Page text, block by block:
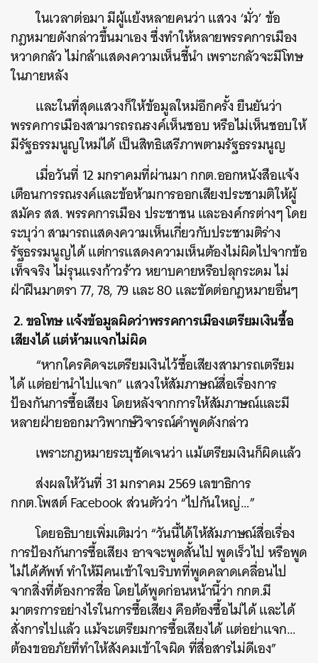
ในเวลาต่อมา มีผู้แย้งหลายคนว่า แสวง ‘มั่ว’ ข้อ
กฎหมายดังกล่าวขึ้นมาเอง ซึ่งทำให้หลายพรรคการเมือง
หวาดกลัว ไม่กล้าแสดงความเห็นชี้นำ เพราะกลัวจะมีโทษ
ในภายหลัง
และในที่สุดแสวงก็ให้ข้อมูลใหม่อีกครั้ง ยืนยันว่า
พรรคการเมืองสามารถรณรงค์เห็นชอบ หรือไม่เห็นชอบให้
มีรัฐธรรมนูญใหม่ได้ เป็นสิทธิเสรีภาพตามรัฐธรรมนูญ
เมื่อวันที่ 12 มกราคมที่ผ่านมา กกต.ออกหนังสือแจ้ง
เตือนการรณรงค์และข้อห้ามการออกเสียงประชามติให้ผู้
สมัคร สส. พรรคการเมือง ประชาชน และองค์กรต่างๆ โดย
ระบุว่า สามารถแสดงความเห็นเกี่ยวกับประชามติร่าง
รัฐธรรมนูญได้ แต่การแสดงความเห็นต้องไม่ผิดไปจากข้อ
เท็จจริง ไม่รุนแรงก้าวร้าว หยาบคายหรือปลุกระดม ไม่
ฝ่าฝืนมาตรา 77, 78, 79 และ 80 และขัดต่อกฎหมายอื่นๆ
2. ขอโทษ แจ้งข้อมูลผิดว่าพรรคการเมืองเตรียมเงินซื้อ
เสียงได้ แต่ห้ามแจกไม่ผิด
“หากใครคิดจะเตรียมเงินไว้ซื้อเสียงสามารถเตรียม
ได้ แต่อย่านำไปแจก” แสวงให้สัมภาษณ์สื่อเรื่องการ
ป้องกันการซื้อเสียง โดยหลังจากการให้สัมภาษณ์และมี
หลายฝ่ายออกมาวิพากษ์วิจารณ์คำพูดดังกล่าว
เพราะกฎหมายระบุชัดเจนว่า แม้เตรียมเงินก็ผิดแล้ว
ส่งผลให้วันที่ 31 มกราคม 2569 เลขาธิการ
กกต.โพสต์ Facebook ส่วนตัวว่า “ไปกันใหญ่…”
โดยอธิบายเพิ่มเติมว่า “วันนี้ได้ให้สัมภาษณ์สื่อเรื่อง
การป้องกันการซื้อเสียง อาจจะพูดสั้นไป พูดเร็วไป หรือพูด
ไม่ได้ศัพท์ ทำให้มีคนเข้าใจบริบทที่พูดคลาดเคลื่อนไป
จากสิ่งที่ต้องการสื่อ โดยได้พูดก่อนหน้านี้ว่า กกต.มี
มาตรการอย่างไรในการซื้อเสียง คือต้องซื้อไม่ได้ และได้
สั่งการไปแล้ว แม้จะเตรียมการซื้อเสียงได้ แต่อย่าแจก…
ต้องขออภัยที่ทำให้สังคมเข้าใจผิด ที่สื่อสารไม่ดีเอง”